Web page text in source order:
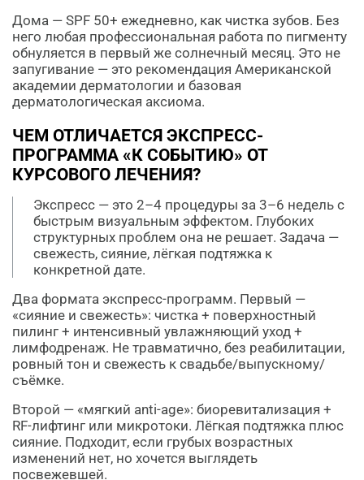
Дома — SPF 50+ ежедневно, как чистка зубов. Без
него любая профессиональная работа по пигменту
обнуляется в первый же солнечный месяц. Это не
запугивание — это рекомендация Американской
академии дерматологии и базовая
дерматологическая аксиома.
ЧЕМ ОТЛИЧАЕТСЯ ЭКСПРЕСС-
ПРОГРАММА «К СОБЫТИЮ» ОТ
КУРСОВОГО ЛЕЧЕНИЯ?
Экспресс — это 2–4 процедуры за 3–6 недель с
быстрым визуальным эффектом. Глубоких
структурных проблем она не решает. Задача —
свежесть, сияние, лёгкая подтяжка к
конкретной дате.
Два формата экспресс-программ. Первый —
«сияние и свежесть»: чистка + поверхностный
пилинг + интенсивный увлажняющий уход +
лимфодренаж. Не травматично, без реабилитации,
ровный тон и свежесть к свадьбе/выпускному/
съёмке.
Второй — «мягкий anti-age»: биоревитализация +
RF-лифтинг или микротоки. Лёгкая подтяжка плюс
сияние. Подходит, если грубых возрастных
изменений нет, но хочется выглядеть
посвежевшей.